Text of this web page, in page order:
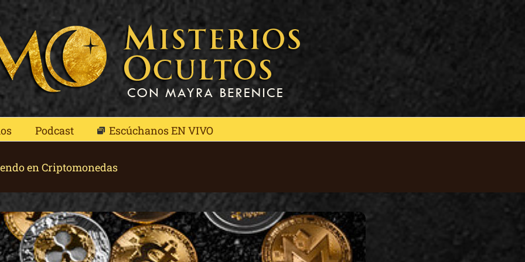
Podcast Escúchanos EN VIVO
en Criptomonedas